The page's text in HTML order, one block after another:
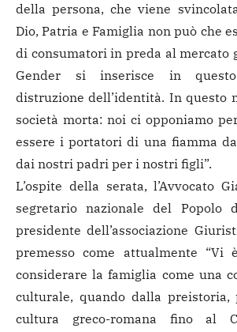
della persona, che viene
Dio, Patria e Famiglia non può che
di consumatori in preda al mercato
Gender si inserisce in
distruzione dell’identità. In questo
società morta: noi ci opponiamo
essere i portatori di una fiamma
dai nostri padri per i nostri figli”.
L’ospite della serata, l’Avvocato
segretario nazionale del Popolo
presidente dell’associazione
premesso come attualmente
considerare la famiglia come una
culturale, quando dalla preistoria,
cultura greco-romana fino al